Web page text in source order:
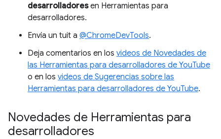
desarrolladoresen Herramientas para
desarrolladores.
Envía un tuit a @ChromeDevTools.
Deja comentarios en los videos de Novedades de
las Herramientas para desarrolladores de YouTube
o en los videos de Sugerencias sobre las
Herramientas para desarrolladores de YouTube.
Novedades de Herramientas para
desarrolladores